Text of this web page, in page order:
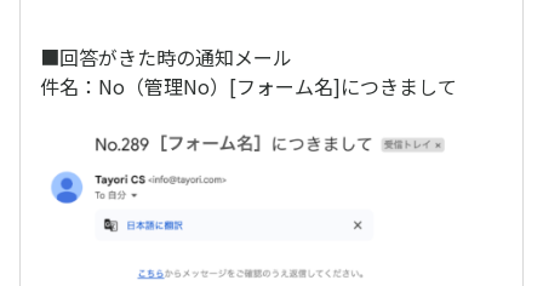
■回答がきた時の通知メール
件名：No（管理No）[フォーム名]につきまして